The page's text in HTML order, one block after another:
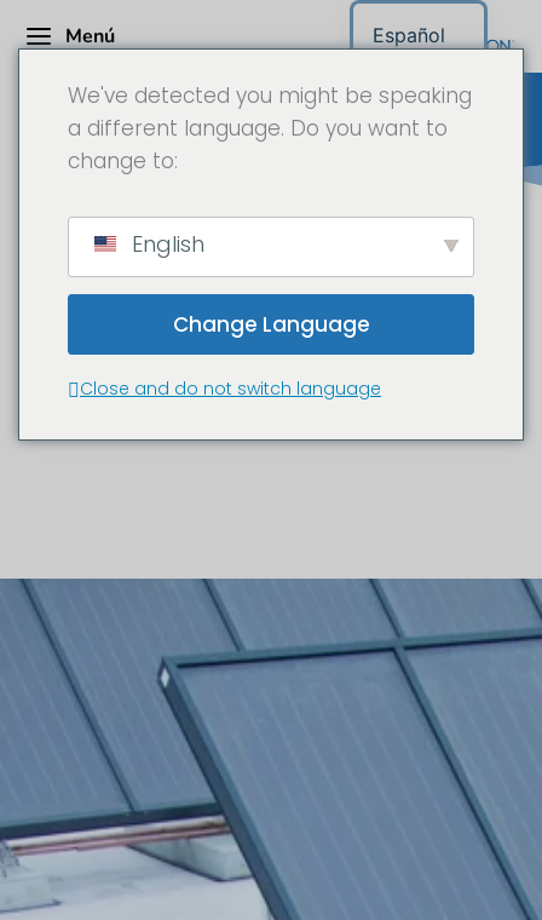
Menú
Rhomberg Bau -
Documentación time-lapse en
6K
Nuevo espacio vital asequible para
We've detected you might be speaking
a different language. Do you want to
change to:
English
Change Language
Close and do not switch language
Español